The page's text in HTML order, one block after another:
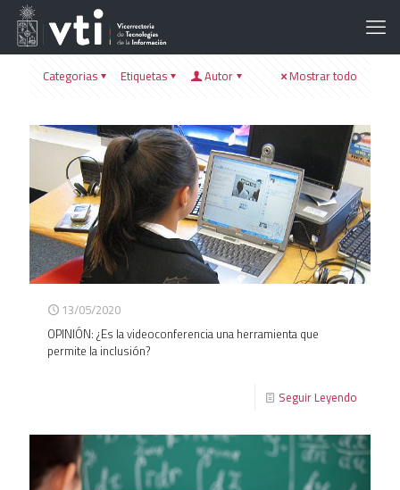
Categorias Etiquetas Autor Mostrar todo
13/05/2020
OPINIÓN: ¿Es la videoconferencia una herramienta que
permite la inclusión?
Seguir Leyendo